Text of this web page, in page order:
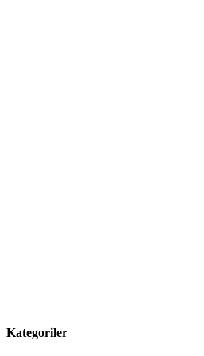
Kategoriler